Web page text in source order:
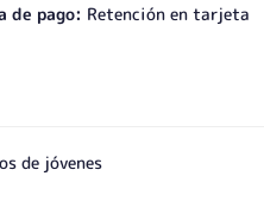
de pago: Retención en tarjeta
de jóvenes